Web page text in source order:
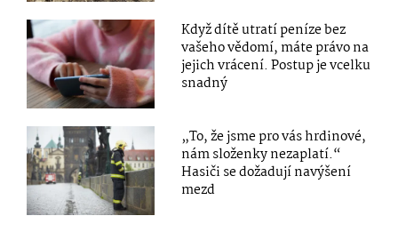
Když dítě utratí peníze bez
vašeho vědomí, máte právo na
jejich vrácení. Postup je vcelku
snadný
„To, že jsme pro vás hrdinové,
nám složenky nezaplatí.“
Hasiči se dožadují navýšení
mezd